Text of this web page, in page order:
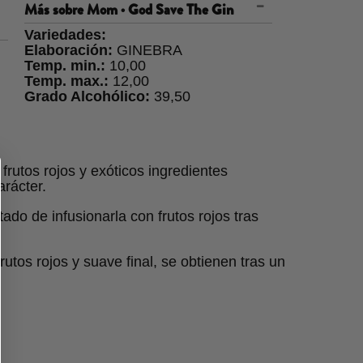
Más sobreMom · God Save The Gin
Variedades:
Elaboración: GINEBRA
Temp. min.: 10,00
Temp. max.: 12,00
Grado Alcohólico: 39,50
rojos y exóticos ingredientes
de infusionarla con frutos rojos tras
rojos y suave final, se obtienen tras un